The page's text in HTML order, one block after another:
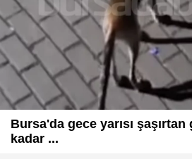
Bursa'da gece yarısı
kadar ...